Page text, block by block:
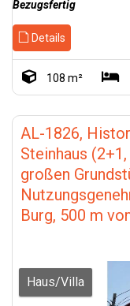
Bezugsfertig
Details
108 m²
AL-1826,
Steinhaus
großen
Burg, 500 m
Haus/Villa